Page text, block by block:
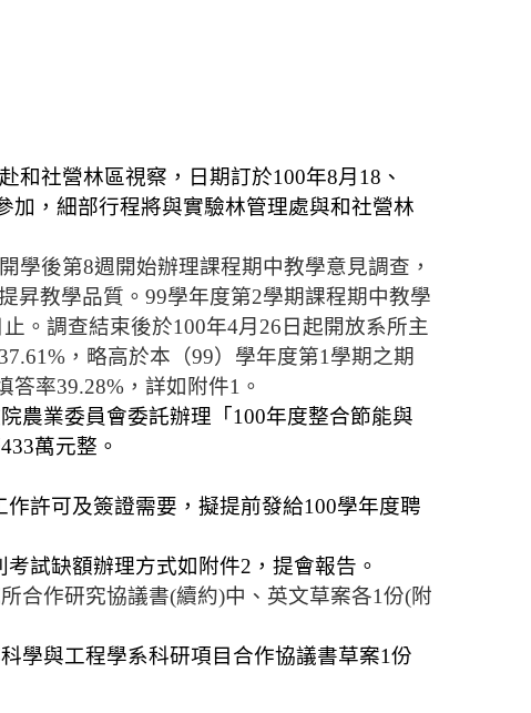
赴和社營林區視察，日期訂於100年8月 18 、
加，細部行程將與實驗林管理處與和社營林
學後第8週 開始辦理課程期中教學意見調查，
昇教學品質。99學年度第2學期課程期中教學
止。調查結束後於100年4月 26 日起開放系所主
37.61% ，略高於本（99）學年度第1 學期之期
答率39.28% ，詳如附件1 。
農業委員會委託辦理「 100年度整合節能與
433萬元整。
許可及簽證需要，擬提前發給100學年度聘
試缺額辦理方式如附件2 ，提會報告。
合作研究協議書(續約)中、英文草案各1份(附
學與工程學系科研項目合作協議書草案1份